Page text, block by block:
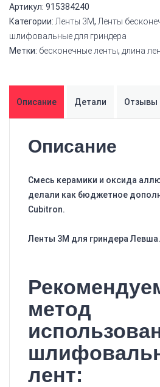
Артикул: 915384240
Категории: Ленты 3M, Ленты
шлифовальные для гриндера
Метки: бесконечные ленты, длина
Описание Детали Отзывы
Описание
Смесь керамики и оксида
делали как бюджетное
Cubitron.
Ленты 3М для гриндера Левша.
метод
лент: